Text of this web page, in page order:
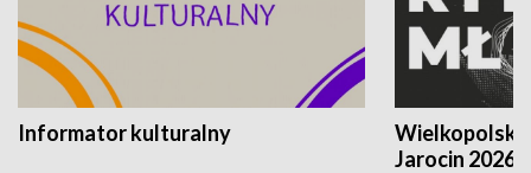
Informator kulturalny
Jarocin 2026